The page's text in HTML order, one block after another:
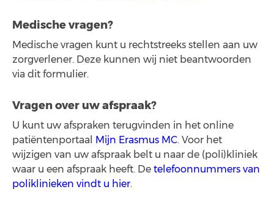
Medische vragen?
Medische vragen kunt u rechtstreeks stellen aan uw
zorgverlener. Deze kunnen wij niet beantwoorden
via dit formulier.
Vragen over uw afspraak?
U kunt uw afspraken terugvinden in het online
patiëntenportaal Mijn Erasmus MC. Voor het
wijzigen van uw afspraak belt u naar de (poli)kliniek
waar u een afspraak heeft. De telefoonnummers van
poliklinieken vindt u hier.